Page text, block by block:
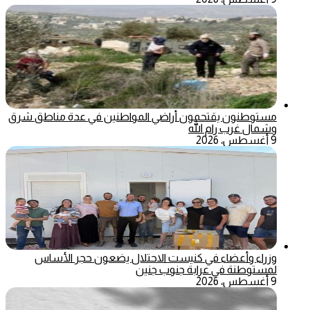
مستوطنون يقتحمون أراضي المواطنين في عدة مناطق شرق
وشمال غرب رام الله
9 أغسطس، 2026
وزراء وأعضاء في كنيست الاحتلال يضعون حجر الأساس
لمستوطنة في عرابة جنوب جنين
9 أغسطس، 2026